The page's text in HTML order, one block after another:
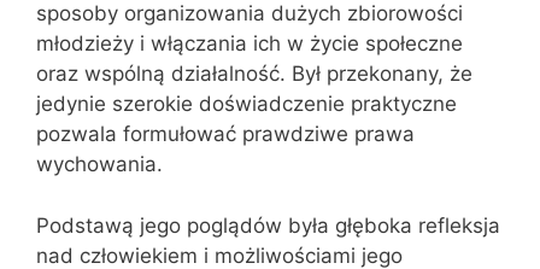
sposoby organizowania dużych zbiorowości
młodzieży i włączania ich w życie społeczne
oraz wspólną działalność. Był przekonany, że
jedynie szerokie doświadczenie praktyczne
pozwala formułować prawdziwe prawa
wychowania.
Podstawą jego poglądów była głęboka refleksja
nad człowiekiem i możliwościami jego